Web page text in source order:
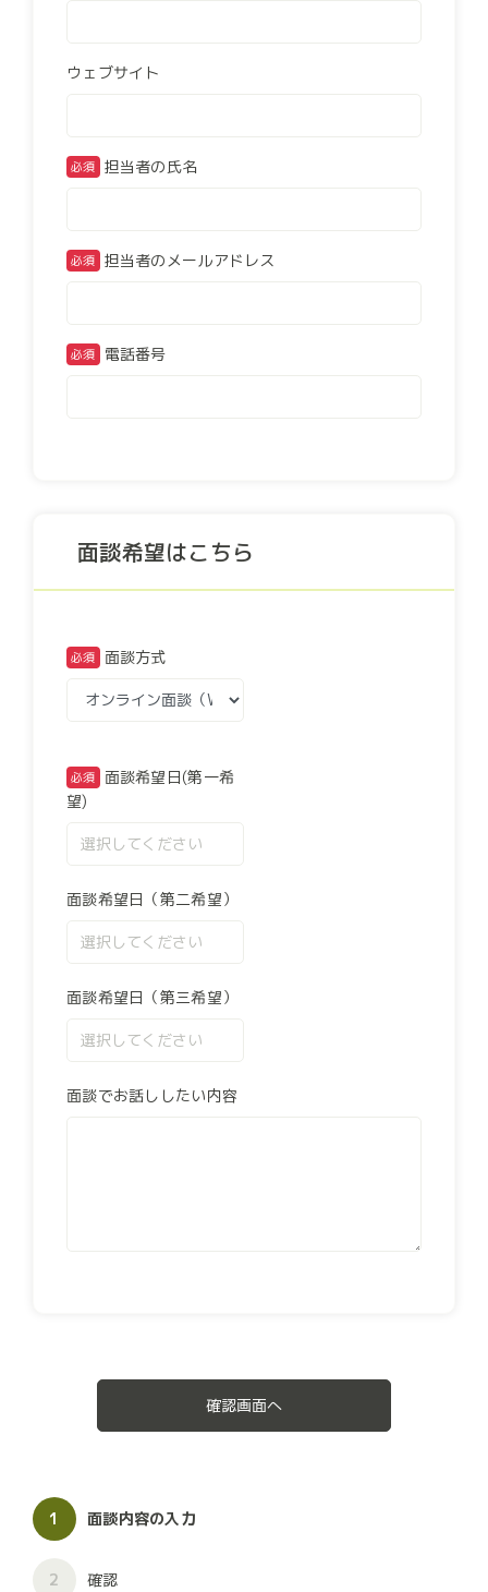
ウェブサイト
担当者の氏名
担当者のメールアドレス
電話番号
面談希望はこちら
面談方式
面談希望日(第一希
望)
面談希望日（第二希望）
面談希望日（第三希望）
面談でお話ししたい内容
確認画面へ
1 面談内容の入力
2 確認